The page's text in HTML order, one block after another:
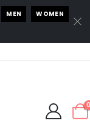
MEN WOMEN